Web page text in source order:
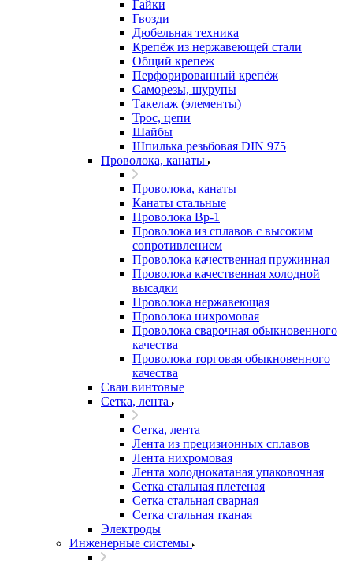
Гайки
Гвозди
Дюбельная техника
Крепёж из нержавеющей стали
Общий крепеж
Перфорированный крепёж
Саморезы, шурупы
Такелаж (элементы)
Трос, цепи
Шайбы
Шпилька резьбовая DIN 975
Проволока, канаты
Проволока, канаты
Канаты стальные
Проволока Вр-1
Проволока из сплавов с высоким
сопротивлением
Проволока качественная пружинная
Проволока качественная холодной
высадки
Проволока нержавеющая
Проволока нихромовая
Проволока сварочная обыкновенного
качества
Проволока торговая обыкновенного
качества
Сваи винтовые
Сетка, лента
Сетка, лента
Лента из прецизионных сплавов
Лента нихромовая
Лента холоднокатаная упаковочная
Сетка стальная плетеная
Сетка стальная сварная
Сетка стальная тканая
Электроды
Инженерные системы